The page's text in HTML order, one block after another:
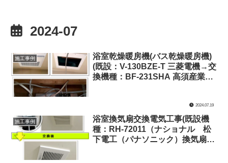
2024-07
施工事例
浴室乾燥暖房機(バス乾燥暖房機)
(既設：V-130BZE-T 三菱電機→交
換機種：BF-231SHA 高須産業株
2024.07.19
施工事例
浴室換気扇交換電気工事(既設機
種：RH-72011（ナショナル 松
下電工（パナソニック）換気扇）